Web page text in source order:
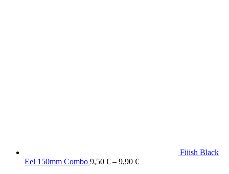
Fiiish Black
Eel 150mm Combo 9,50 € – 9,90 €